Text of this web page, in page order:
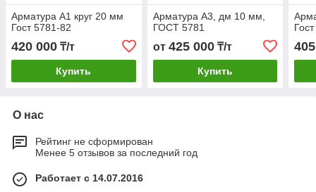
Арматура А1 круг 20 мм
Гост 5781-82
420 000 ₸/т
Купить
Арматура А3, дм 10 мм,
ГОСТ 5781
от 425 000₸/т
Купить
О нас
Рейтинг не сформирован
Менее 5 отзывов за последний год
Работает с 14.07.2016